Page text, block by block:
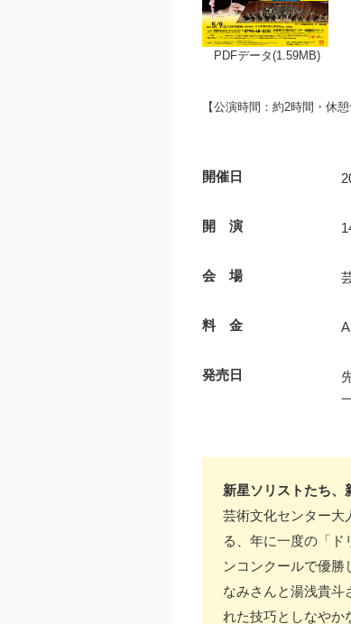
PDFデータ(1.59MB)
【公演時間：約2時間・休憩
開催日
開 演
会 場
料 金
発売日
新星ソリストたち、
芸術文化センター大
る、年に一度の「ド
ンコンクールで優
なみさんと湯浅貴斗
れた技巧としなやか